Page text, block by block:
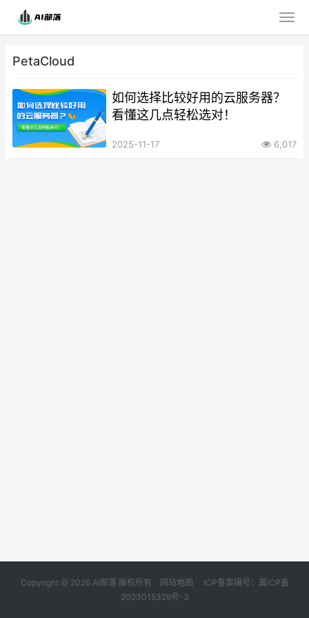
PetaCloud
如何选择比较好用的云服务器？
看懂这几点轻松选对！
2025-11-17 6,017
Copyright @ 2026 AI部落 版权所有 网站地图
ICP备案编号：冀ICP备
2023015329号-3